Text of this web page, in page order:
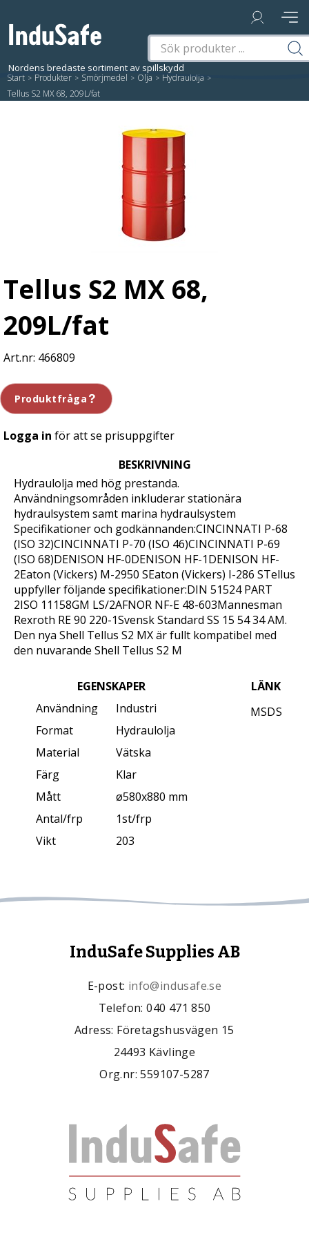
Start / Produkter / Smörjmedel / Olja / Hydraulolja /
Tellus S2 MX 68, 209L/fat
Tellus S2 MX 68,
209L/fat
466809
Produktfråga
Logga in för att se prisuppgifter
BESKRIVNING
Hydraulolja med hög prestanda.
Användningsområden inkluderar stationära
hydraulsystem samt marina hydraulsystem
Specifikationer och godkännanden:CINCINNATI P-68
(ISO 32)CINCINNATI P-70 (ISO 46)CINCINNATI P-69
(ISO 68)DENISON HF-0DENISON HF-1DENISON HF-
2Eaton (Vickers) M-2950 SEaton (Vickers) I-286 STellus
uppfyller följande specifikationer:DIN 51524 PART
2ISO 11158GM LS/2AFNOR NF-E 48-603Mannesman
Rexroth RE 90 220-1Svensk Standard SS 15 54 34 AM.
Den nya Shell Tellus S2 MX är fullt kompatibel med
den nuvarande Shell Tellus S2 M
EGENSKAPER
Användning
Industri
Format
Hydraulolja
Material
Vätska
Färg
Klar
Mått
ø580x880 mm
Antal/frp
1st/frp
Vikt
203
LÄNK
MSDS
InduSafe Supplies AB
E-post: info@indusafe.se
Telefon: 040 471 850
Adress: Företagshusvägen 15
24493 Kävlinge
Org.nr: 559107-5287